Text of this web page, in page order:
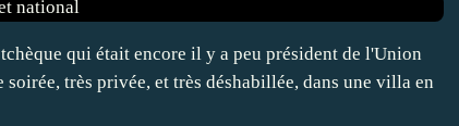
qui était encore il y a peu président de l'Union
très privée, et très déshabillée, dans une villa en